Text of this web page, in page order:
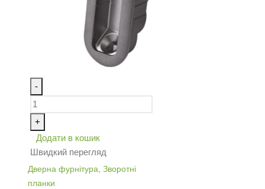
-
+
Додати в кошик
Швидкий перегляд
Дверна фурнітура Зворотні
планки